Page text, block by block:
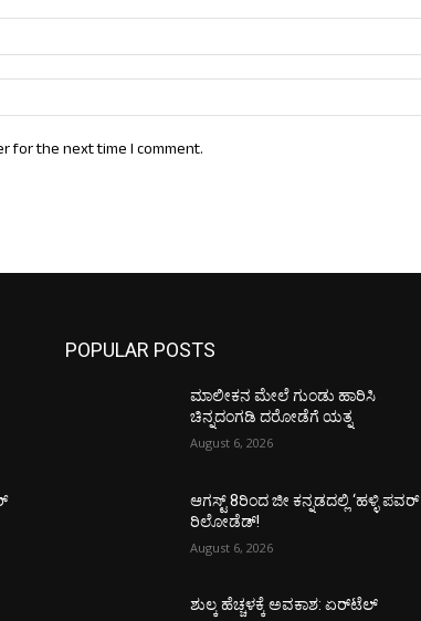
for the next time I comment.
POPULAR POSTS
ಮಾಲೀಕನ ಮೇಲೆ ಗುಂಡು ಹಾರಿಸಿ
ಚಿನ್ನದಂಗಡಿ ದರೋಡೆಗೆ ಯತ್ನ
August 6, 2026
ಆಗಸ್ಟ್ 8ರಿಂದ ಜೀ ಕನ್ನಡದಲ್ಲಿ ‘ಹಳ್ಳಿ ಪವರ್
ರಿಲೋಡೆಡ್!
August 6, 2026
ಶುಲ್ಕ ಹೆಚ್ಚಳಕ್ಕೆ ಅವಕಾಶ: ಏರ್‌ಟೆಲ್